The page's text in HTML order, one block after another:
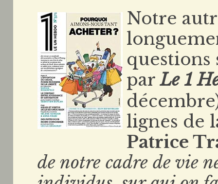
Notre
questions
parLe 1
lignes de
Patrice
de notre cadre de vie